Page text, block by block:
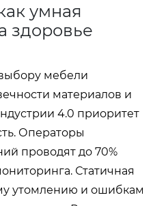
умная
здоровье
мебели
материалов и
4.0 приоритет
Операторы
проводят до 70%
Статичная
утомлению и ошибкам